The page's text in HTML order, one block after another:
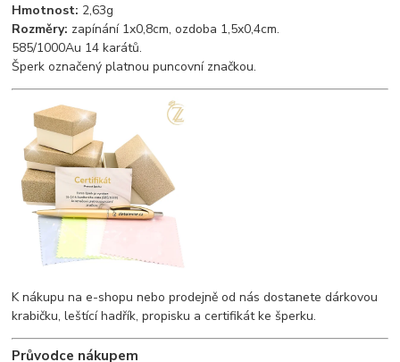
Hmotnost: 2,63g
Rozměry: zapínání 1x0,8cm, ozdoba 1,5x0,4cm.
585/1000Au 14 karátů.
Šperk označený platnou puncovní značkou.
K nákupu na e-shopu nebo prodejně od nás dostanete dárkovou
krabičku, leštící hadřík, propisku a certifikát ke šperku.
Průvodce nákupem